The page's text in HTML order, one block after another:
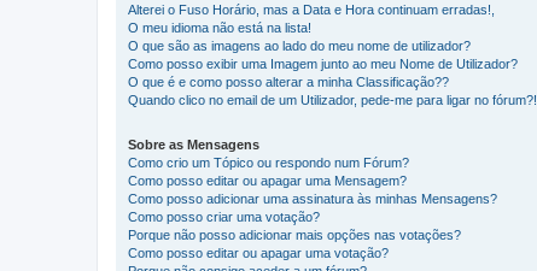
Alterei o Fuso Horário, mas a Data e Hora continuam erradas!,
O meu idioma não está na lista!
O que são as imagens ao lado do meu nome de utilizador?
Como posso exibir uma Imagem junto ao meu Nome de Utilizador?
O que é e como posso alterar a minha Classificação??
Quando clico no email de um Utilizador, pede-me para ligar no fórum?!
Sobre as Mensagens
Como crio um Tópico ou respondo num Fórum?
Como posso editar ou apagar uma Mensagem?
Como posso adicionar uma assinatura às minhas Mensagens?
Como posso criar uma votação?
Porque não posso adicionar mais opções nas votações?
Como posso editar ou apagar uma votação?